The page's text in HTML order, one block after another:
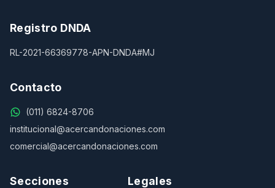
Registro DNDA
RL-2021-66369778-APN-DNDA#MJ
Contacto
(011) 6824-8706
institucional@acercandonaciones.com
comercial@acercandonaciones.com
Secciones Legales